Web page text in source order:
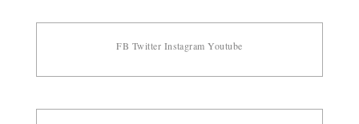
FB Twitter Instagram Youtube